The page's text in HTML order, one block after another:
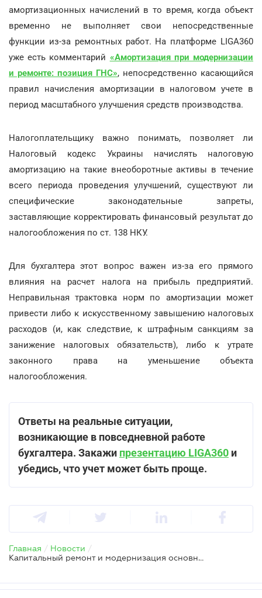
амортизационных начислений в то время, когда объект
временно не выполняет свои непосредственные
функции из-за ремонтных работ. На платформе LIGA360
уже есть комментарий «Амортизация при модернизации
и ремонте: позиция ГНС», непосредственно касающийся
правил начисления амортизации в налоговом учете в
период масштабного улучшения средств производства.
Налогоплательщику важно понимать, позволяет ли
Налоговый кодекс Украины начислять налоговую
амортизацию на такие внеоборотные активы в течение
всего периода проведения улучшений, существуют ли
специфические законодательные запреты,
заставляющие корректировать финансовый результат до
налогообложения по ст. 138 НКУ.
Для бухгалтера этот вопрос важен из-за его прямого
влияния на расчет налога на прибыль предприятий.
Неправильная трактовка норм по амортизации может
привести либо к искусственному завышению налоговых
расходов (и, как следствие, к штрафным санкциям за
занижение налоговых обязательств), либо к утрате
законного права на уменьшение объекта
налогообложения.
Ответы на реальные ситуации,
возникающие в повседневной работе
бухгалтера. Закажи презентацию LIGA360 и
убедись, что учет может быть проще.
Главная / Новости /
Капитальный ремонт и модернизация основных средств: начислять ли налоговую амортизацию